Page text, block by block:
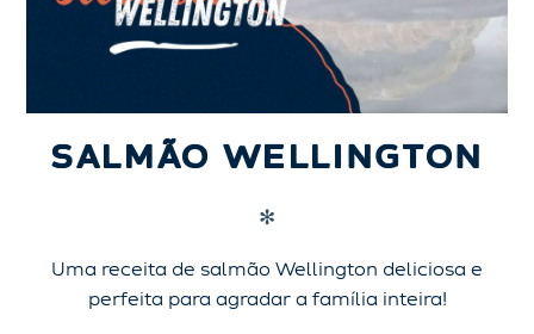
SALMÃO WELLINGTON
✻
Uma receita de salmão Wellington deliciosa e
perfeita para agradar a família inteira!